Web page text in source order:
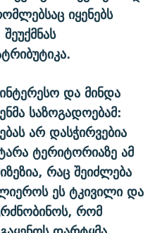
იყენებს
და მინდა
საზოგადოებამ:
არ დასჭირვებია
ტერიტორიაზე ამ
რაც შეიძლება
ეს ტკივილი და
რომ